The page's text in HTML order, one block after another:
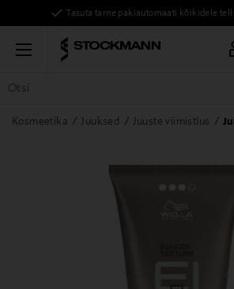
Tasuta tarne pakiautomaati kõikidele
Menu
KÕIK TOOTED NAISED MEHED
Kosmeetika Juuksed Juuste viimistlus